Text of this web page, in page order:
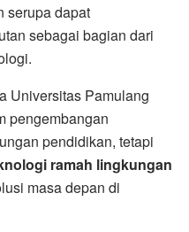
serupa dapat
sebagai bagian dari
Universitas Pamulang
pengembangan
pendidikan, tetapi
ramah lingkungan
masa depan di